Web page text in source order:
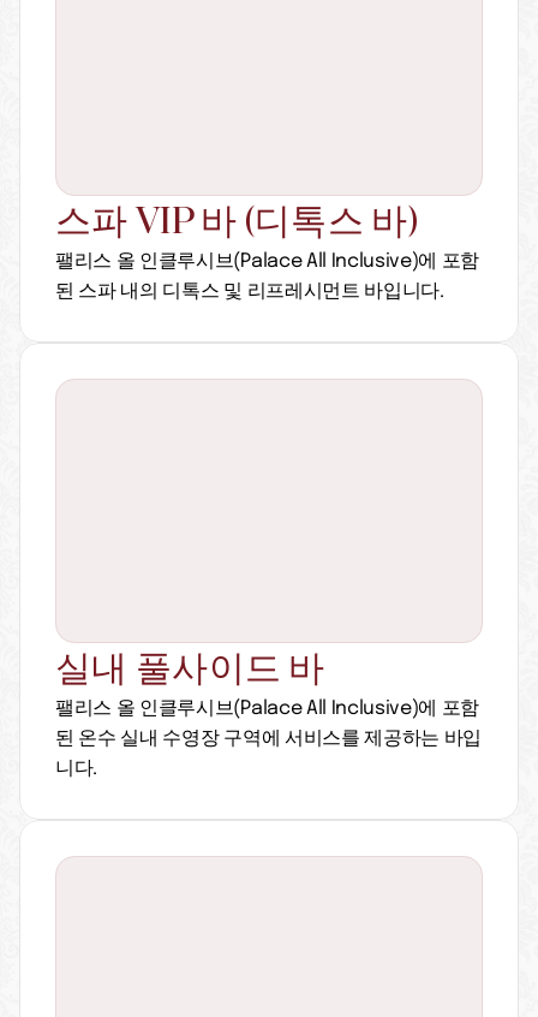
스파 VIP 바 (디톡스 바)
팰리스 올 인클루시브(Palace All Inclusive)에 포함
된 스파 내의 디톡스 및 리프레시먼트 바입니다.
실내 풀사이드 바
팰리스 올 인클루시브(Palace All Inclusive)에 포함
된 온수 실내 수영장 구역에 서비스를 제공하는 바입
니다.